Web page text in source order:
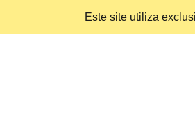
Este site utiliza